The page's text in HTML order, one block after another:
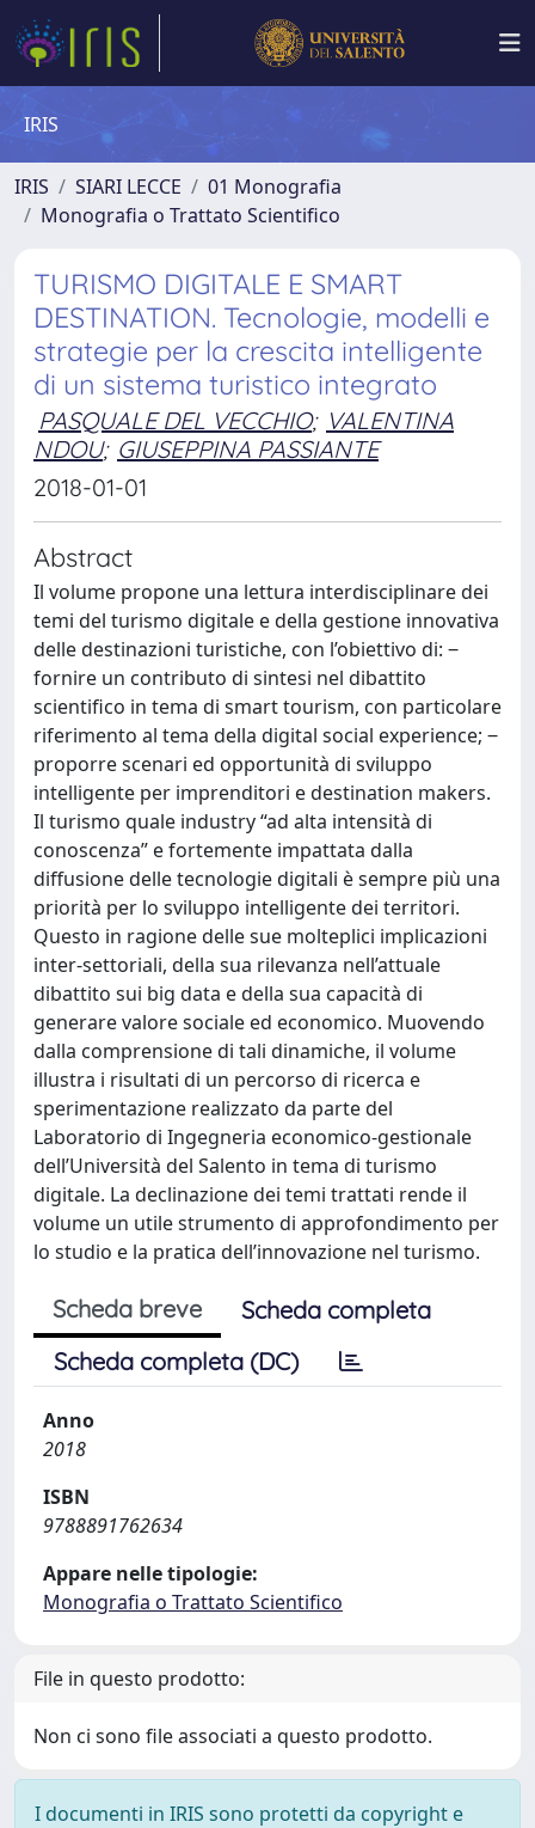
IRIS
IRIS SIARI LECCE
01 Monografia
Monografia o Trattato Scientifico
TURISMO DIGITALE E SMART
DESTINATION. Tecnologie, modelli e
strategie per la crescita intelligente
di un sistema turistico integrato
PASQUALE DEL VECCHIO; VALENTINA
NDOU; GIUSEPPINA PASSIANTE
2018-01-01
Abstract
Il volume propone una lettura interdisciplinare dei
temi del turismo digitale e della gestione innovativa
delle destinazioni turistiche, con l’obiettivo di: ‒
fornire un contributo di sintesi nel dibattito
scientifico in tema di smart tourism, con particolare
riferimento al tema della digital social experience; ‒
proporre scenari ed opportunità di sviluppo
intelligente per imprenditori e destination makers.
Il turismo quale industry “ad alta intensità di
conoscenza” e fortemente impattata dalla
diffusione delle tecnologie digitali è sempre più una
priorità per lo sviluppo intelligente dei territori.
Questo in ragione delle sue molteplici implicazioni
inter-settoriali, della sua rilevanza nell’attuale
dibattito sui big data e della sua capacità di
generare valore sociale ed economico. Muovendo
dalla comprensione di tali dinamiche, il volume
illustra i risultati di un percorso di ricerca e
sperimentazione realizzato da parte del
Laboratorio di Ingegneria economico-gestionale
dell’Università del Salento in tema di turismo
digitale. La declinazione dei temi trattati rende il
volume un utile strumento di approfondimento per
lo studio e la pratica dell’innovazione nel turismo.
Scheda breve
Scheda completa
Scheda completa (DC)
Anno
2018
ISBN
9788891762634
Appare nelle tipologie:
Monografia o Trattato Scientifico
File in questo prodotto:
Non ci sono file associati a questo prodotto.
I documenti in IRIS sono protetti da copyright e